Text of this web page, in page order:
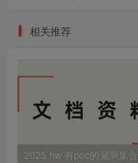
相关推荐
2025 hw 有poc的漏洞集合